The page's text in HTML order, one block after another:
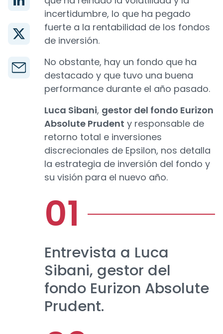
incertidumbre, lo que ha pegado
fuerte a la rentabilidad de los fondos
de inversión.
No obstante, hay un fondo que ha
destacado y que tuvo una buena
performance durante el año pasado.
Luca Sibani, gestor del fondo Eurizon
Absolute Prudent y responsable de
retorno total e inversiones
discrecionales de Epsilon, nos detalla
la estrategia de inversión del fondo y
su visión para el nuevo año.
Entrevista a Luca
Sibani, gestor del
fondo Eurizon Absolute
Prudent.